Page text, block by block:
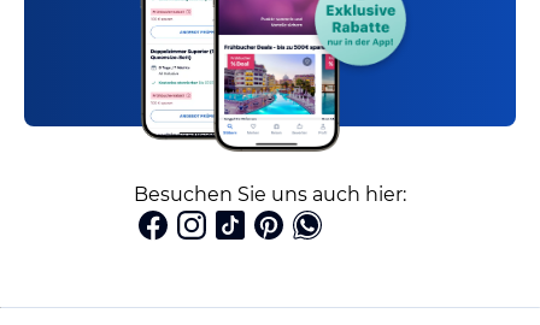
Besuchen Sie uns auch hier: